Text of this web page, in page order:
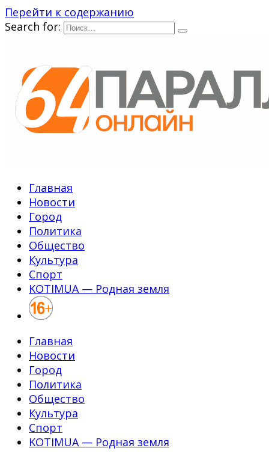
Перейти к содержанию
Search for:
Главная
Новости
Город
Политика
Общество
Культура
Спорт
KOTIMUA — Родная земля
Главная
Новости
Город
Политика
Общество
Культура
Спорт
KOTIMUA — Родная земля